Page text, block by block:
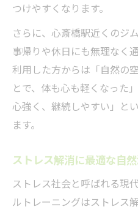
つけやすくなります。
さらに、心斎橋駅近くのジ
事帰りや休日にも無理なく
利用した方からは「自然の
とで、体も心も軽くなった
心強く、継続しやすい」と
ます。
ストレス解消に最適な自
ストレス社会と呼ばれる現
ルトレーニングはストレス